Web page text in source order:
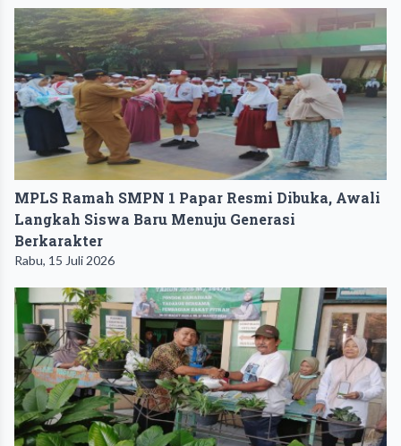
MPLS Ramah SMPN 1 Papar Resmi Dibuka, Awali
Langkah Siswa Baru Menuju Generasi
Berkarakter
Rabu, 15 Juli 2026